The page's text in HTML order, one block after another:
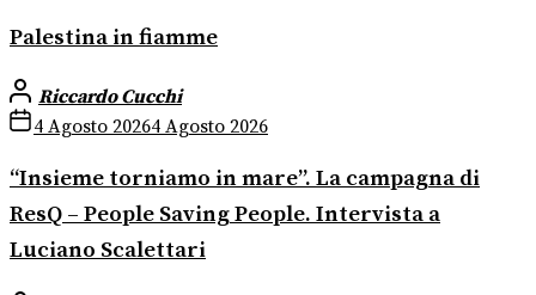
Palestina in fiamme
Riccardo Cucchi
4 Agosto 20264 Agosto 2026
“Insieme torniamo in mare”. La campagna di
ResQ – People Saving People. Intervista a
Luciano Scalettari